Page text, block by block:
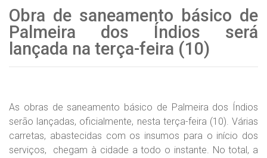
Obra de saneamento básico de
Palmeira dos Índios será
lançada na terça-feira (10)
As obras de saneamento básico de Palmeira dos Índios
serão lançadas, oficialmente, nesta terça-feira (10). Várias
carretas, abastecidas com os insumos para o início dos
serviços, chegam à cidade a todo o instante. No total, a